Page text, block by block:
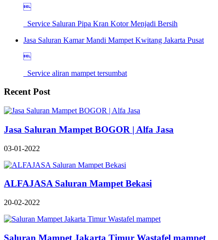

Service Saluran Pipa Kran Kotor Menjadi Bersih
Jasa Saluran Kamar Mandi Mampet Kwitang Jakarta Pusat

Service aliran mampet tersumbat
Recent Post
Jasa Saluran Mampet BOGOR | Alfa Jasa
03-01-2022
ALFAJASA Saluran Mampet Bekasi
20-02-2022
Saluran Mampet Jakarta Timur Wastafel mampet